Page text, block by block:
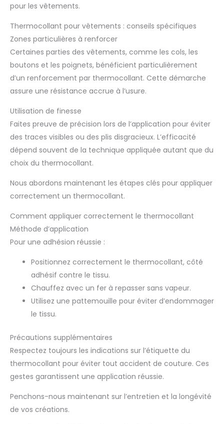
pour les vêtements.
Thermocollant pour vêtements : conseils spécifiques
Zones particulières à renforcer
Certaines parties des vêtements, comme les cols, les
boutons et les poignets, bénéficient particulièrement
d’un renforcement par thermocollant. Cette démarche
assure une résistance accrue à l’usure.
Utilisation de finesse
Faites preuve de précision lors de l’application pour éviter
des traces visibles ou des plis disgracieux. L’efficacité
dépend souvent de la technique appliquée autant que du
choix du thermocollant.
Nous abordons maintenant les étapes clés pour appliquer
correctement un thermocollant.
Comment appliquer correctement le thermocollant
Méthode d’application
Pour une adhésion réussie :
Positionnez correctement le thermocollant, côté
adhésif contre le tissu.
Chauffez avec un fer à repasser sans vapeur.
Utilisez une pattemouille pour éviter d’endommager
le tissu.
Précautions supplémentaires
Respectez toujours les indications sur l’étiquette du
thermocollant pour éviter tout accident de couture. Ces
gestes garantissent une application réussie.
Penchons-nous maintenant sur l’entretien et la longévité
de vos créations.